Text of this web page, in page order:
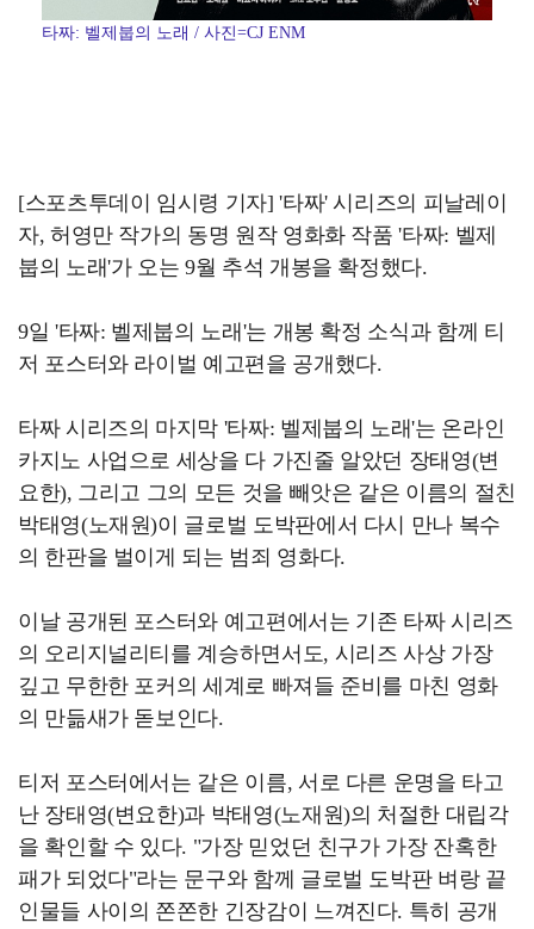
타짜: 벨제붑의 노래 / 사진=CJ ENM
[스포츠투데이 임시령 기자] '타짜' 시리즈의 피날레이
자, 허영만 작가의 동명 원작 영화화 작품 '타짜: 벨제
붑의 노래'가 오는 9월 추석 개봉을 확정했다.
9일 '타짜: 벨제붑의 노래'는 개봉 확정 소식과 함께 티
저 포스터와 라이벌 예고편을 공개했다.
타짜 시리즈의 마지막 '타짜: 벨제붑의 노래'는 온라인
카지노 사업으로 세상을 다 가진줄 알았던 장태영(변
요한), 그리고 그의 모든 것을 빼앗은 같은 이름의 절친
박태영(노재원)이 글로벌 도박판에서 다시 만나 복수
의 한판을 벌이게 되는 범죄 영화다.
이날 공개된 포스터와 예고편에서는 기존 타짜 시리즈
의 오리지널리티를 계승하면서도, 시리즈 사상 가장
깊고 무한한 포커의 세계로 빠져들 준비를 마친 영화
의 만듦새가 돋보인다.
티저 포스터에서는 같은 이름, 서로 다른 운명을 타고
난 장태영(변요한)과 박태영(노재원)의 처절한 대립각
을 확인할 수 있다. "가장 믿었던 친구가 가장 잔혹한
패가 되었다"라는 문구와 함께 글로벌 도박판 벼랑 끝
인물들 사이의 쫀쫀한 긴장감이 느껴진다. 특히 공개